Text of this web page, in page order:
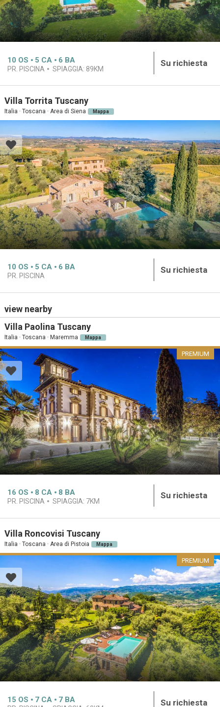
10 OS 5 CA 6 BA
PR. PISCINA SPIAGGIA: 89KM
Su richiesta
Villa Torrita Tuscany
Italia · Toscana · Area di Siena Mappa
10 OS 5 CA 6 BA
PR. PISCINA
Su richiesta
view nearby
Villa Paolina Tuscany
Italia · Toscana · Maremma Mappa
PREMIUM
16 OS 8 CA 8 BA
PR. PISCINA SPIAGGIA: 7KM
Su richiesta
Villa Roncovisi Tuscany
Italia · Toscana · Area di Pistoia Mappa
PREMIUM
15 OS 7 CA 7 BA Su richiesta